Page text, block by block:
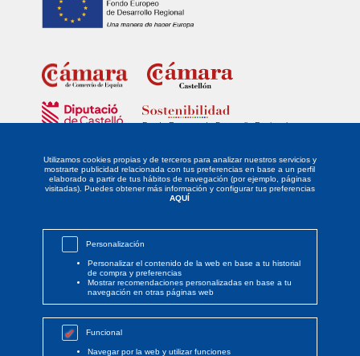
Utilizamos cookies propias y de terceros para analizar nuestros servicios y
mostrarte publicidad relacionada con tus preferencias en base a un perfil
elaborado a partir de tus hábitos de navegación (por ejemplo, páginas
visitadas). Puedes obtener más información y configurar tus preferencias
AQUÍ
Personalización
Personalizar el contenido de la web en base a tu historial
de compra y preferencias
Mostrar recomendaciones personalizadas en base a tu
navegación en otras páginas web
Funcional
Navegar por la web y utilizar funciones
Fondo Europeo de Desarrollo Regional
investigación de calidad.
La empresa DISTRIBUIDORA LEVANTINA DE ALIMENTACIÓN SL ha sido
beneficiaria del Fondo Europeo de Desarrollo Regional cuyo objetivo es
IGUALDAD, para apoyar la creación y consolidación de empresas
innovadoras. Esta acción ha tenido lugar durante el año 2021. Para ello
ha contado con el apoyo del PROGRAMA SOSTENIBILIDAD de la
Cámara de Comercio de Castellón y cofinanciado por la Excma.
Diputación de Castellón.